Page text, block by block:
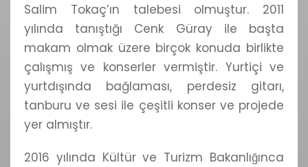
Salim Tokaç’ın talebesi olmuştur. 2011
yılında tanıştığı Cenk Güray ile başta
makam olmak üzere birçok konuda birlikte
çalışmış ve konserler vermiştir. Yurtiçi ve
yurtdışında bağlaması, perdesiz gitarı,
tanburu ve sesi ile çeşitli konser ve projede
yer almıştır.
2016 yılında Kültür ve Turizm Bakanlığınca